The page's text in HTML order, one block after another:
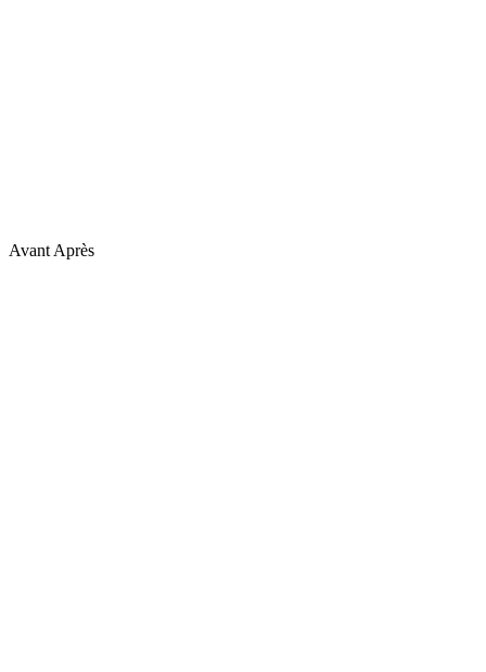
Avant Après